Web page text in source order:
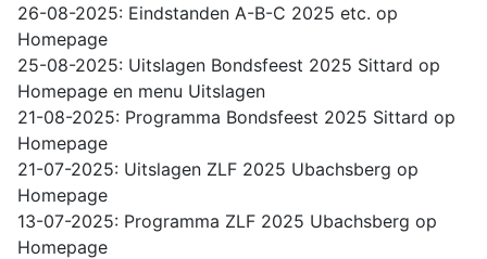
26-08-2025: Eindstanden A-B-C 2025 etc. op
Homepage
25-08-2025: Uitslagen Bondsfeest 2025 Sittard op
Homepage en menu Uitslagen
21-08-2025: Programma Bondsfeest 2025 Sittard op
Homepage
21-07-2025: Uitslagen ZLF 2025 Ubachsberg op
Homepage
13-07-2025: Programma ZLF 2025 Ubachsberg op
Homepage